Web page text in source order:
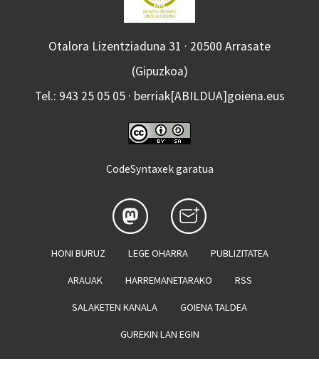
Otalora Lizentziaduna 31 · 20500 Arrasate
(Gipuzkoa)
Tel.: 943 25 05 05 · berriak[ABILDUA]goiena.eus
CodeSyntaxek garatua
HONI BURUZ LEGE OHARRA PUBLIZITATEA
ARAUAK HARREMANETARAKO RSS
SALAKETEN KANALA GOIENA TALDEA
GUREKIN LAN EGIN